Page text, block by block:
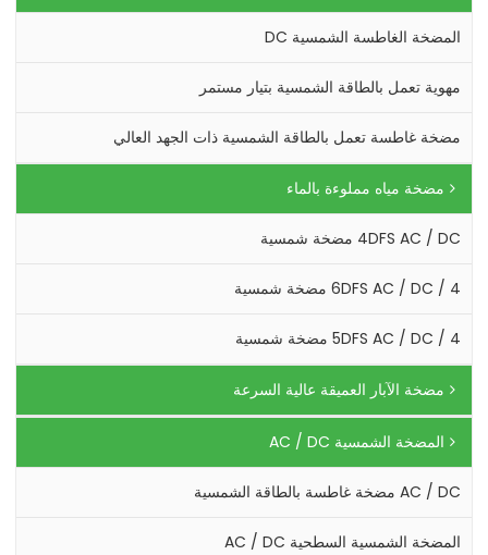
المضخة الغاطسة الشمسية DC
مهوية تعمل بالطاقة الشمسية بتيار مستمر
مضخة غاطسة تعمل بالطاقة الشمسية ذات الجهد العالي
مضخة مياه مملوءة بالماء
4DFS AC / DC مضخة شمسية
4 / 6DFS AC / DC مضخة شمسية
4 / 5DFS AC / DC مضخة شمسية
مضخة الآبار العميقة عالية السرعة
المضخة الشمسية AC / DC
AC / DC مضخة غاطسة بالطاقة الشمسية
المضخة الشمسية السطحية AC / DC